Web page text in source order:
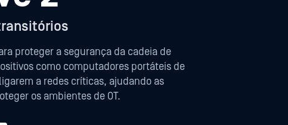
proteger a segurança da cadeia de
como computadores portáteis de
a redes críticas, ajudando as
os ambientes de OT.